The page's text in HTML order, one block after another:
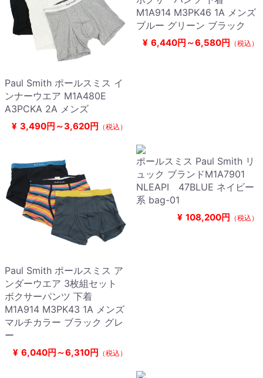
Paul Smith ポールスミス イ
ンナーウエア M1A480E
A3PCKA 2A メンズ
¥ 3,490円～3,620円 （税込）
M1A914 M3PK46 1A メンズ
ブルー グリーン ブラック
¥ 6,440円～6,580円 （税込）
Paul Smith ポールスミス ア
ンダーウエア 3枚組セット
ボクサーパンツ 下着
M1A914 M3PK43 1A メンズ
マルチカラー ブラック グレ
ー
¥ 6,040円～6,310円 （税込）
ポールスミス Paul Smith リ
ュック ブランドM1A7901
NLEAPI 47BLUE ネイビー
系 bag-01
¥ 108,200円 （税込）